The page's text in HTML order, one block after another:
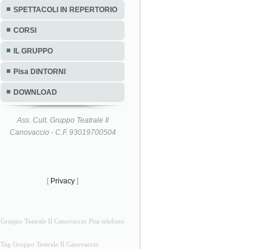
SPETTACOLI IN REPERTORIO
CORSI
IL GRUPPO
Pisa DINTORNI
DOWNLOAD
Ass. Cult. Gruppo Teatrale Il
Canovaccio - C.F. 93019700504
[ Privacy ]
Gruppo Teatrale Il Canovaccio Pisa telefono
Tag Gruppo Teatrale Il Canovaccio